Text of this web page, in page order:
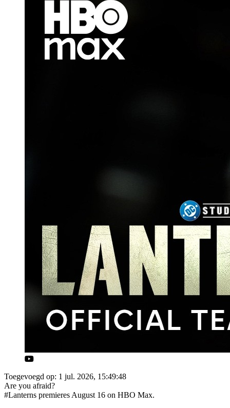
Toegevoegd op: 1 jul. 2026, 15:49:48
Are you afraid?
#Lanterns premieres August 16 on HBO Max.